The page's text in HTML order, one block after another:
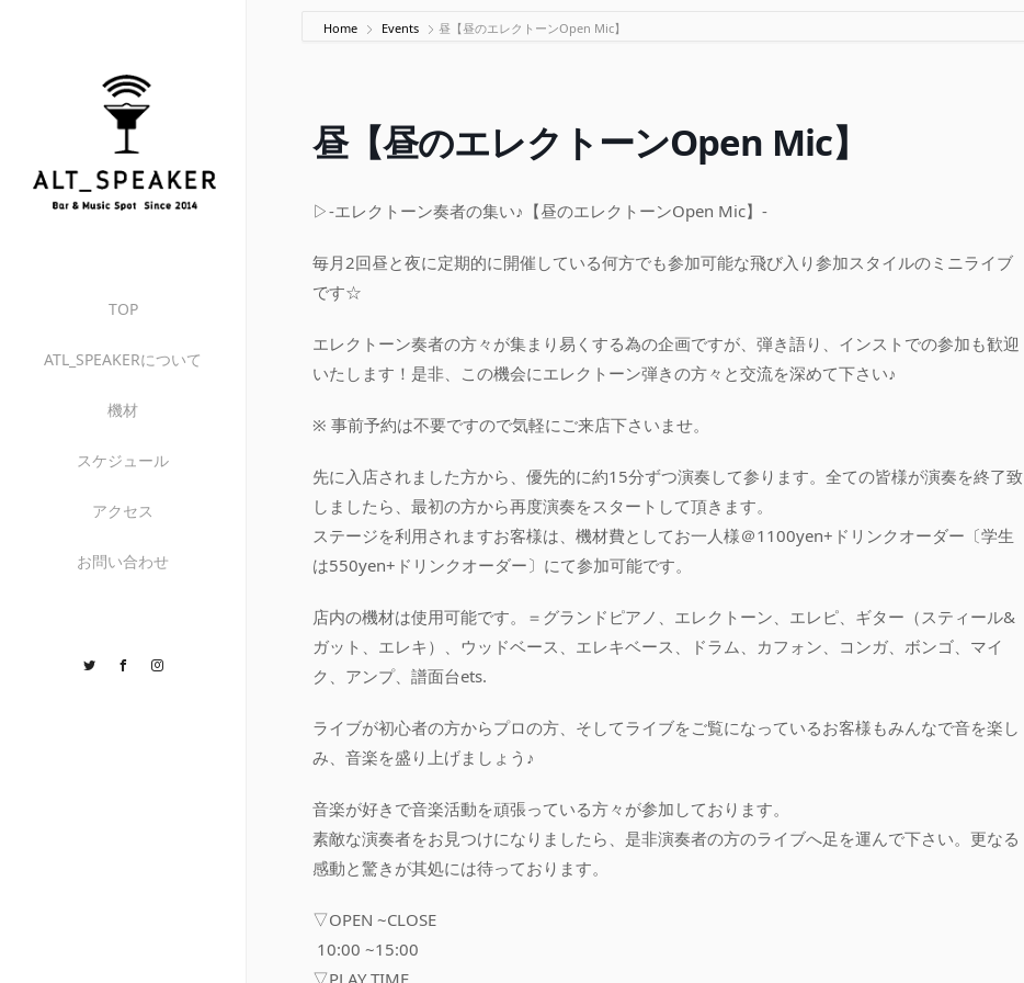
TOP
ATL_SPEAKERについて
機材
スケジュール
アクセス
お問い合わせ
TwitterFacebook
Home Events 昼【昼のエレクトーンOpen Mic】
昼【昼のエレクトーンOpen Mic】
▷-エレクトーン奏者の集い♪【昼のエレクトーンOpen Mic】-
毎月2回昼と夜に定期的に開催している何方でも参加可能な飛び入り参加スタイルのミニライブ
です☆
エレクトーン奏者の方々が集まり易くする為の企画ですが、弾き語り、インストでの参加も歓迎
いたします！是非、この機会にエレクトーン弾きの方々と交流を深めて下さい♪
※ 事前予約は不要ですので気軽にご来店下さいませ。
先に入店されました方から、優先的に約15分ずつ演奏して参ります。全ての皆様が演奏を終了致
しましたら、最初の方から再度演奏をスタートして頂きます。
ステージを利用されますお客様は、機材費としてお一人様＠1100yen+ドリンクオーダー〔学生
は550yen+ドリンクオーダー〕にて参加可能です。
店内の機材は使用可能です。＝グランドピアノ、エレクトーン、エレピ、ギター（スティール&
ガット、エレキ）、ウッドベース、エレキベース、ドラム、カフォン、コンガ、ボンゴ、マイ
ク、アンプ、譜面台ets.
ライブが初心者の方からプロの方、そしてライブをご覧になっているお客様もみんなで音を楽し
み、音楽を盛り上げましょう♪
音楽が好きで音楽活動を頑張っている方々が参加しております。
素敵な演奏者をお見つけになりましたら、是非演奏者の方のライブへ足を運んで下さい。更なる
感動と驚きが其処には待っております。
▽OPEN ~CLOSE
10:00 ~15:00
▽PLAY TIME